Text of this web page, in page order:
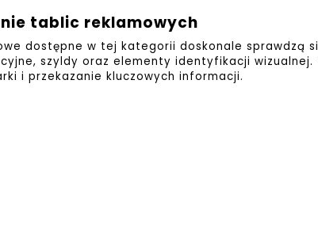
tablic reklamowych
dostępne w tej kategorii doskonale sprawdzą
szyldy oraz elementy identyfikacji wizualnej.
i przekazanie kluczowych informacji.